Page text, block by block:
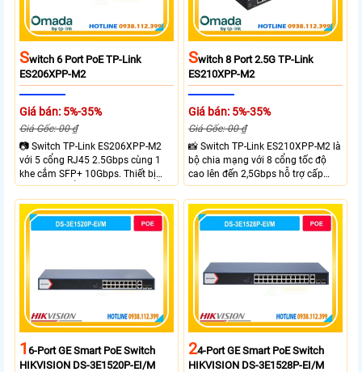
SWitch 6 Port PoE TP-Link
ES206XPP-M2
Giá bán: 5%-35%
Giá Gốc: 00 ₫
📷 Switch TP-Link ES206XPP-M2
với 5 cổng RJ45 2.5Gbps cùng 1
khe cắm SFP+ 10Gbps. Thiết bị
tích hợp 4 cổng PoE++ đạt chuẩn
802.3af/at/bt tổng công suất
120W cấp nguồn đến 90W mỗi
cổng đáp ứng tốt hệ thống camera
SWitch 8 Port 2.5G TP-Link
ES210XPP-M2
Giá bán: 5%-35%
Giá Gốc: 00 ₫
📸 Switch TP-Link ES210XPP-M2 là
bộ chia mạng với 8 cổng tốc độ
cao lên đến 2,5Gbps hỗ trợ cấp
nguồn và mạng cho đầu ghi hình
từ xa nhờ công suất POE lên đến
16-Port GE Smart PoE Switch
HIKVISION DS-3E1520P-EI/M
24-Port GE Smart PoE Switch
HIKVISION DS-3E1528P-EI/M